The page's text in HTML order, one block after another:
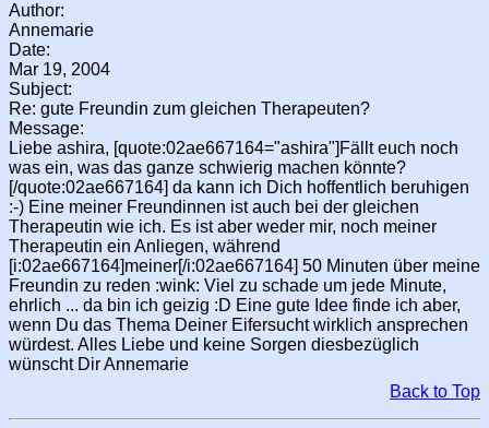
Author:
Annemarie
Date:
Mar 19, 2004
Subject:
Re: gute Freundin zum gleichen Therapeuten?
Message:
Liebe ashira, [quote:02ae667164="ashira"]Fällt euch noch
was ein, was das ganze schwierig machen könnte?
[/quote:02ae667164] da kann ich Dich hoffentlich beruhigen
:-) Eine meiner Freundinnen ist auch bei der gleichen
Therapeutin wie ich. Es ist aber weder mir, noch meiner
Therapeutin ein Anliegen, während
[i:02ae667164]meiner[/i:02ae667164] 50 Minuten über meine
Freundin zu reden :wink: Viel zu schade um jede Minute,
ehrlich ... da bin ich geizig :D Eine gute Idee finde ich aber,
wenn Du das Thema Deiner Eifersucht wirklich ansprechen
würdest. Alles Liebe und keine Sorgen diesbezüglich
wünscht Dir Annemarie
Back to Top